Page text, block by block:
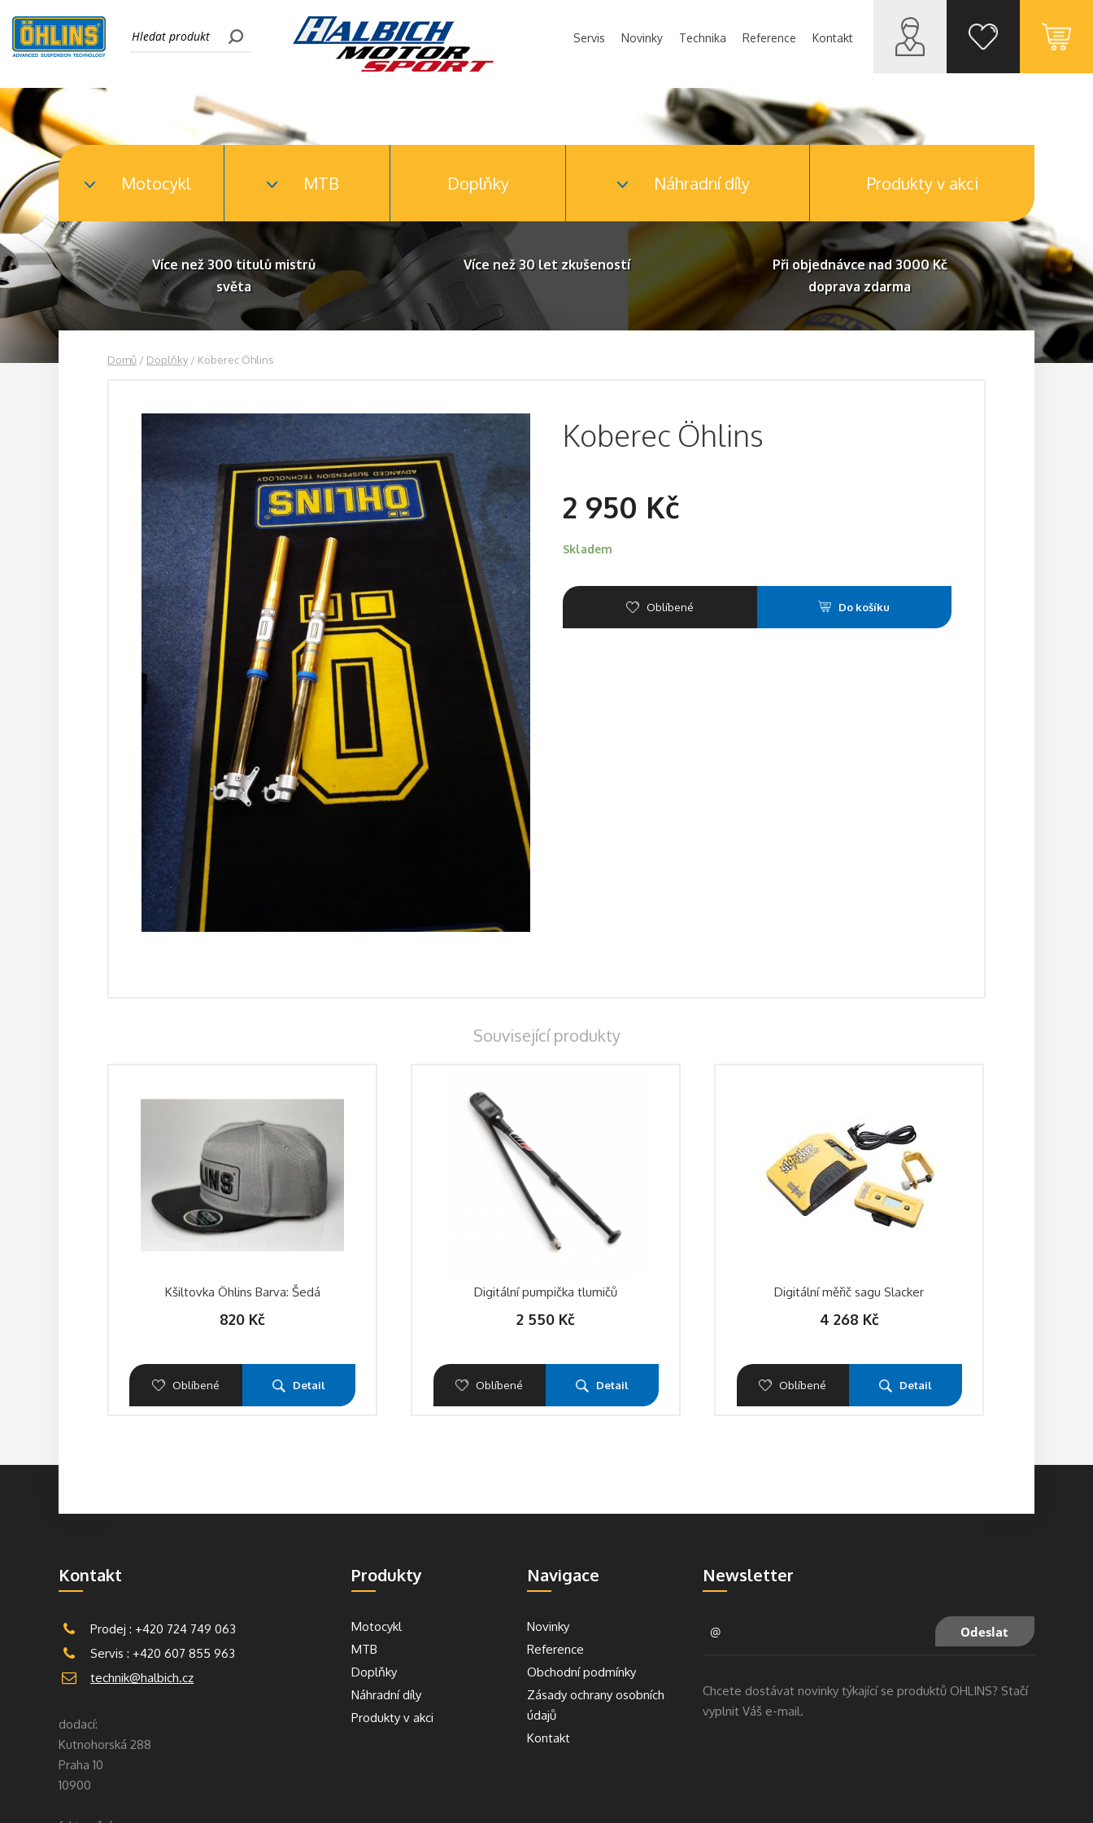
Servis Novinky Technika Reference Kontakt
Motocykl MTB Doplňky Náhradní díly Produkty v akci
Více než 300 titulů mistrů
světa
Více než 30 let zkušeností
Při objednávce nad 3000 Kč
doprava zdarma
Domů / Doplňky / Koberec Öhlins
Koberec Öhlins
2 950 Kč
Skladem
Oblíbené Do košíku
Související produkty
Kšiltovka Öhlins Barva: Šedá
820 Kč
Oblíbené Detail
Digitální pumpička tlumičů
2 550 Kč
Oblíbené Detail
Digitální měřič sagu Slacker
4 268 Kč
Oblíbené Detail
Kontakt
Prodej : +420 724 749 063
Servis : +420 607 855 963
technik@halbich.cz
dodací:
Kutnohorská 288
Praha 10
10900
Produkty
Motocykl
MTB
Doplňky
Náhradní díly
Produkty v akci
Navigace
Novinky
Reference
Obchodní podmínky
Zásady ochrany osobních
údajů
Kontakt
Newsletter
Chcete dostávat novinky týkající se produktů OHLINS? Stačí
vyplnit Váš e-mail.